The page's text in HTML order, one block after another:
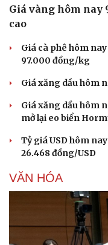
Giá vàng hôm nay
cao
Giá cà phê hôm
97.000 đồng/kg
Giá xăng dầu hôm
Giá xăng dầu hôm
mở lại eo biển
Tỷ giá USD hôm
26.468 đồng/USD
VĂN HÓA